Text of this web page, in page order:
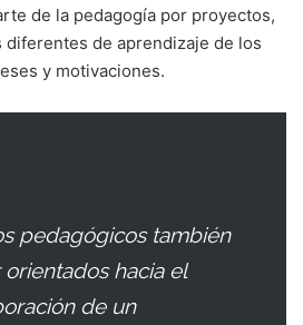
de la pedagogía por proyectos,
de aprendizaje de los
y motivaciones.
pedagógicos también
hacia el
de un